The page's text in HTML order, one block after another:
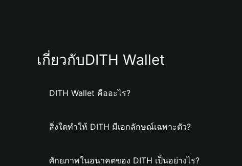
เกี่ยวกับDITH Wallet
DITH Wallet คืออะไร?
สิ่งใดทำให้ DITH มีเอกลักษณ์เฉพาะตัว?
ศักยภาพในอนาคตของ DITH เป็นอย่างไร?